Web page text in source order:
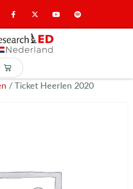
/ Ticket Heerlen 2020